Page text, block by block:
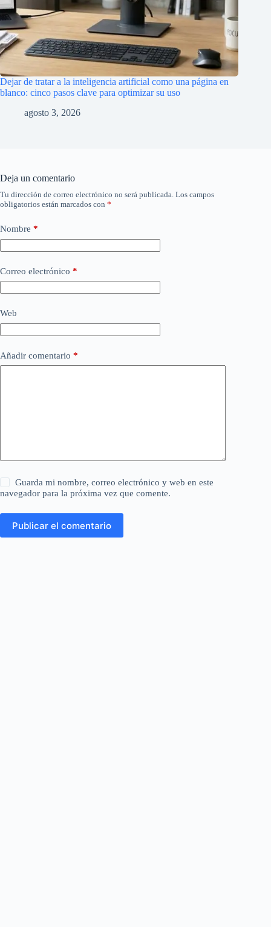
Dejar de tratar a la inteligencia artificial como una página en
blanco: cinco pasos clave para optimizar su uso
agosto 3, 2026
Deja un comentario
Tu dirección de correo electrónico no será publicada. Los campos
obligatorios están marcados con *
Nombre *
Correo electrónico *
Web
Añadir comentario *
Guarda mi nombre, correo electrónico y web en este
navegador para la próxima vez que comente.
Publicar el comentario